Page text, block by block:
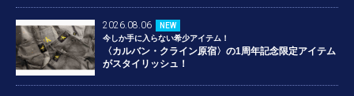
2026.08.06
NEW
今しか手に入らない希少アイテム！
〈カルバン・クライン原宿〉の1周年記念限定アイテム
がスタイリッシュ！